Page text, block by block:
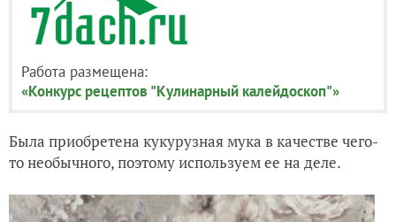
Работа размещена:
«Конкурс рецептов "Кулинарный калейдоскоп"»
Была приобретена кукурузная мука в качестве чего-
то необычного, поэтому используем ее на деле.